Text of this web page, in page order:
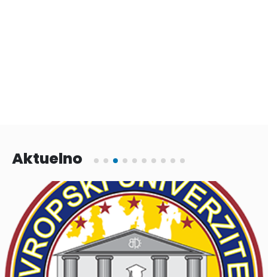
Aktuelno
Nov
OBAVJEŠTENJE O ORGANIZACIJI SEMINARA ZA
PRIPREMU KANDIDATA ZA POLAGANJE
PRAVOSUDNOG ISPITA
Evropski univerzitet Brčko distrikt organizuje seminar za
pripremu kandidata za...
read more